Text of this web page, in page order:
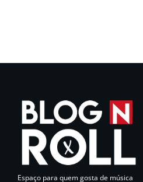
Espaço para quem gosta de música